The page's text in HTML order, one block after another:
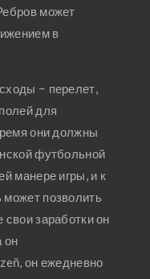
может
в
− перелет,
для
они должны
футбольной
манере игры, и к
позволить
заработки он
он
он ежедневно